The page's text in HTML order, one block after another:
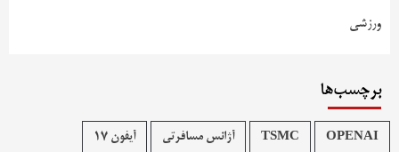
ورزشی
برچسب‌ها
OPENAI
TSMC آژانس مسافرتی آیفون 17